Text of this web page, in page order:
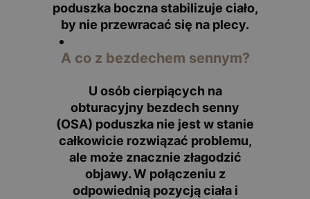
poduszka boczna stabilizuje ciało,
by nie przewracać się na plecy.
A co z bezdechem sennym?
U osób cierpiących na
obturacyjny bezdech senny
(OSA) poduszka nie jest w stanie
całkowicie rozwiązać problemu,
ale może znacznie złagodzić
objawy. W połączeniu z
odpowiednią pozycją ciała i